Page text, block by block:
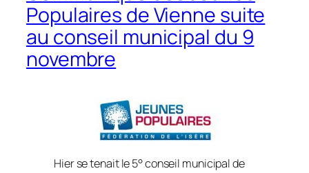
Populaires de Vienne suite
au conseil municipal du 9
novembre
Hier se tenait le 5° conseil municipal de